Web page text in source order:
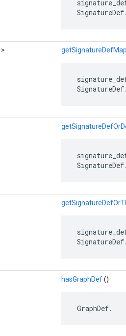
>
hasGraphDef()
GraphDef.